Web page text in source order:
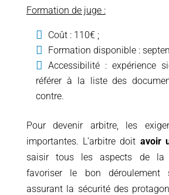
Formation de juge :
Coût : 110€ ;
Formation disponible :
Accessibilité : expérience
référer à la liste des
contre.
Pour devenir arbitre, les
importantes. L’arbitre doit avoir
saisir tous les aspects de la
favoriser le bon
assurant la sécurité des